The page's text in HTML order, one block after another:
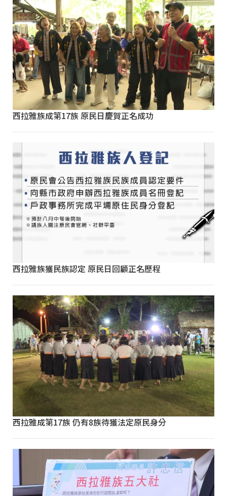
西拉雅族成第17族 原民日慶賀正名成功
西拉雅族獲民族認定 原民日回顧正名歷程
西拉雅成第17族 仍有8族待獲法定原民身分